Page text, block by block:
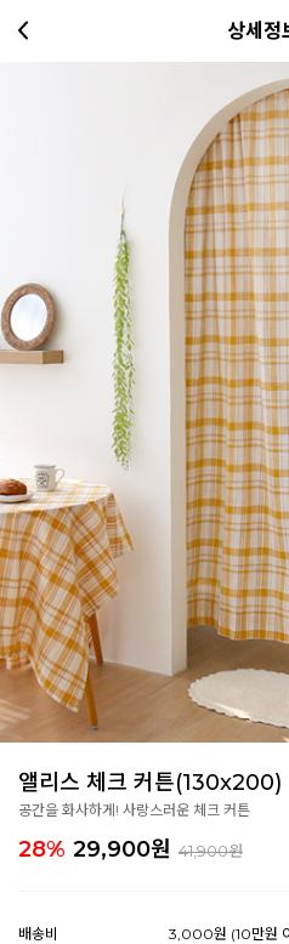
상세정
앨리스 체크 커튼(130x200)
공간을 화사하게! 사랑스러운 체크 커튼
28% 29,900원 41,900원
배송비
3,000원 (10만원